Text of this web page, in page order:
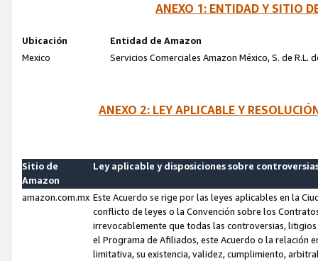
ANEXO 1: ENTIDAD Y SITIO
Ubicación
Entidad de Amazon
Mexico
Servicios Comerciales Amazon México, S. de R.L.
ANEXO 2: LEY APLICABLE Y
Sitio de
Amazon
Ley aplicable y disposiciones sobre
amazon.com.mx Este Acuerdo se rige por las leyes aplicables en la
conflicto de leyes o la Convención sobre los
irrevocablemente que todas las controversias,
el Programa de Afiliados, este Acuerdo o la relación
limitativa, su existencia, validez, cumplimiento,